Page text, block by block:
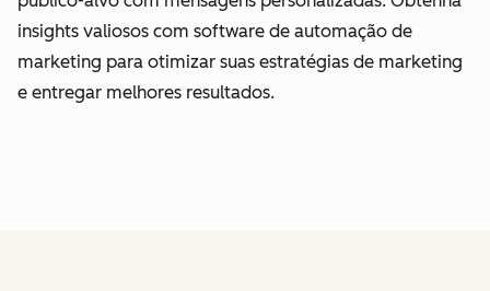
insights valiosos com software de automação de
marketing para otimizar suas estratégias de marketing
e entregar melhores resultados.